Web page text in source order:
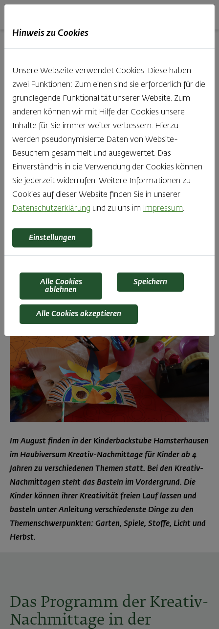
20.07.2021
Kreativ-
Nachmittage in
der
Kinderbackstube
Hamsterhausen/
Haubiversum
Im August finden in der Kinderbackstube Hamsterhausen
im Haubiversum Kreativ-Nachmittage für Kinder ab 4
Jahren zu verschiedenen Themen statt. Bei den Kreativ-
Nachmittagen steht das Basteln im Vordergrund. Die
Kinder können ihrer Kreativität freien Lauf lassen und
basteln unter Anleitung verschiedenste Dinge zu den
Themenschwerpunkten: Garten, Spiele, Stoffe, Licht und
Herbst.
Das Programm der Kreativ-
Nachmittage in der
Hinweis zu Cookies
Unsere Webseite verwendet Cookies. Diese haben
zwei Funktionen: Zum einen sind sie erforderlich für die
grundlegende Funktionalität unserer Website. Zum
anderen können wir mit Hilfe der Cookies unsere
Inhalte für Sie immer weiter verbessern. Hierzu
werden pseudonymisierte Daten von Website-
Besuchern gesammelt und ausgewertet. Das
Einverständnis in die Verwendung der Cookies können
Sie jederzeit widerrufen. Weitere Informationen zu
Cookies auf dieser Website finden Sie in unserer
Datenschutzerklärung und zu uns im Impressum.
Einstellungen
Alle Cookies
ablehnen
Speichern
Alle Cookies akzeptieren